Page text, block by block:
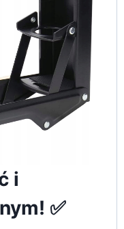
i
✅